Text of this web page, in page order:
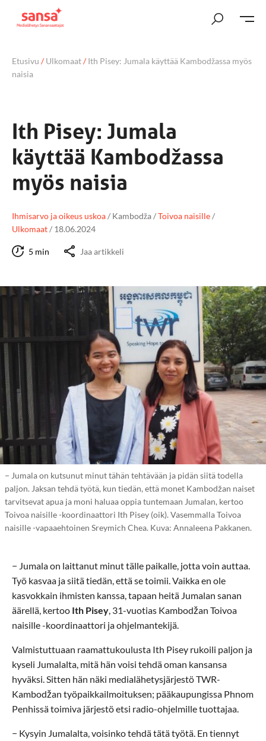
Etusivu /Ulkomaat/Ith Pisey: Jumala käyttää Kambodžassa myös
naisia
Ith Pisey: Jumala
käyttää Kambodžassa
myös naisia
Ihmisarvo ja oikeus uskoa/ Kambodža/Toivoa naisille/
Ulkomaat/ 18.06.2024
5 min Jaa artikkeli
− Jumala on kutsunut minut tähän tehtävään ja pidän siitä todella
paljon. Jaksan tehdä työtä, kun tiedän, että monet Kambodžan naiset
tarvitsevat apua ja moni haluaa oppia tuntemaan Jumalan, kertoo
Toivoa naisille -koordinaattori Ith Pisey (oik). Vasemmalla Toivoa
naisille -vapaaehtoinen Sreymich Chea. Kuva: Annaleena Pakkanen.
− Jumala on laittanut minut tälle paikalle, jotta voin auttaa.
Työ kasvaa ja siitä tiedän, että se toimii. Vaikka en ole
kasvokkain ihmisten kanssa, tapaan heitä Jumalan sanan
äärellä, kertoo Ith Pisey, 31-vuotias Kambodžan Toivoa
naisille -koordinaattori ja ohjelmantekijä.
Valmistuttuaan raamattukoulusta Ith Pisey rukoili paljon ja
kyseli Jumalalta, mitä hän voisi tehdä oman kansansa
hyväksi. Sitten hän näki medialähetysjärjestö TWR-
Kambodžan työpaikkailmoituksen; pääkaupungissa Phnom
Penhissä toimiva järjestö etsi radio-ohjelmille tuottajaa.
− Kysyin Jumalalta, voisinko tehdä tätä työtä. En tiennyt